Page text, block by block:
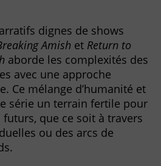
dignes de shows
Amish et Return to
aborde les complexités des
avec une approche
Ce mélange d’humanité et
série un terrain fertile pour
que ce soit à travers
ou des arcs de